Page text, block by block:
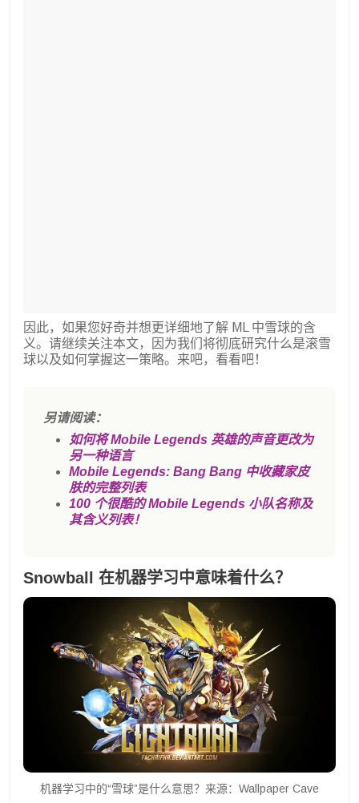
因此，如果您好奇并想更详细地了解 ML 中雪球的含
义。请继续关注本文，因为我们将彻底研究什么是滚雪
球以及如何掌握这一策略。来吧，看看吧！
另请阅读：
如何将 Mobile Legends 英雄的声音更改为
另一种语言
Mobile Legends: Bang Bang 中收藏家皮
肤的完整列表
100 个很酷的 Mobile Legends 小队名称及
其含义列表！
Snowball 在机器学习中意味着什么？
机器学习中的“雪球”是什么意思？来源：Wallpaper Cave